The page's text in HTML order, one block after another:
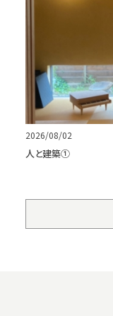
2026/08/02
人と建築①